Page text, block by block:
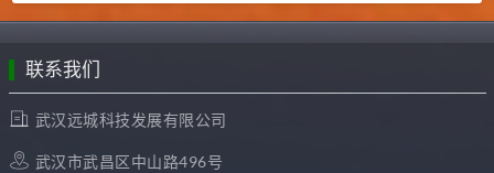
联系我们
武汉远城科技发展有限公司
武汉市武昌区中山路496号